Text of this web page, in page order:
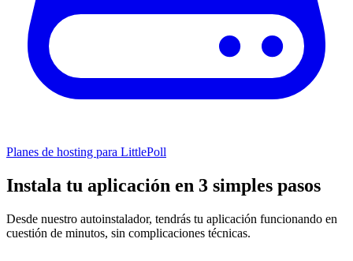
Planes de hosting para LittlePoll
Instala tu aplicación en 3 simples pasos
Desde nuestro autoinstalador, tendrás tu aplicación funcionando en
cuestión de minutos, sin complicaciones técnicas.